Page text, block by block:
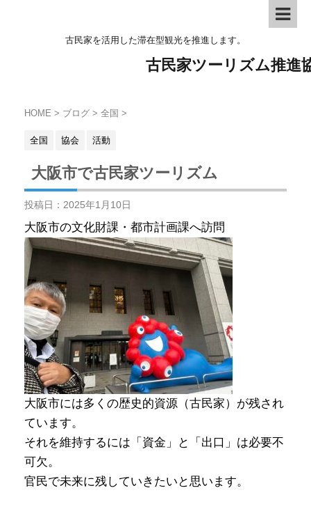
古民家を活用した滞在型観光を推進します。
古民家ツーリズム推進
HOME > ブログ > 全国 >
全国 協会 活動
大阪市で古民家ツーリズム
投稿日： 2025年1月10日
大阪市の文化財課・都市計画課へ訪問
大阪市には多くの歴史的資源（古民家）が残され
ています。
それを維持するには「資金」と「出口」は必要不
可欠。
官民で未来に残していきたいと思います。